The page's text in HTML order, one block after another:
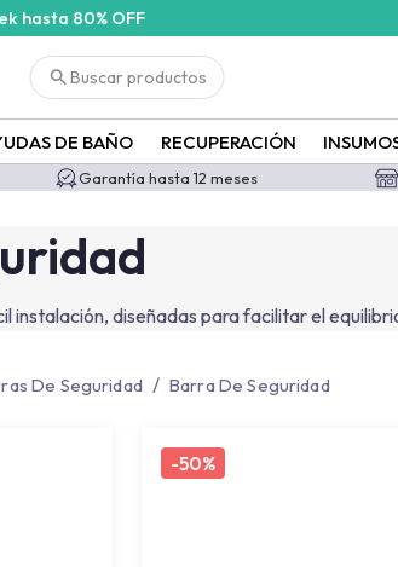
hasta 80% OFF
Buscar productos
DE BAÑO RECUPERACIÓN
Garantía hasta 12 meses
diseñadas para facilitar el
De Seguridad / Barra De Seguridad
-50%